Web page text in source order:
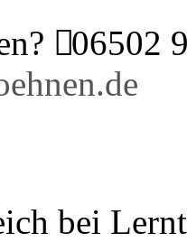
06502
bei